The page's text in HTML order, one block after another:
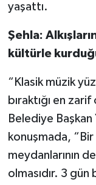
yaşattı.
Şehla:
kültürle
“Klasik müzik
bıraktığı en
Belediye Başkan
konuşmada,
meydanlarının
olmasıdır. 3